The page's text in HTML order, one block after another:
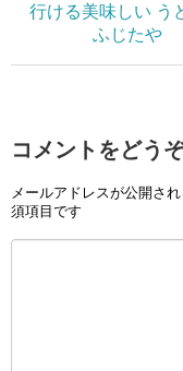
行ける美味しい う
ふじたや
コメントをどう
メールアドレスが公開さ
須項目です